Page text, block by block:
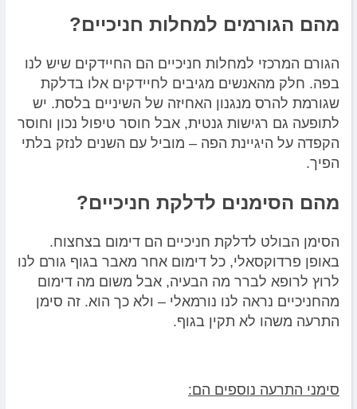
מהם הגורמים למחלות חניכיים?
הגורם המרכזי למחלות חניכיים הם החיידקים שיש לנו
בפה. חלק מהאנשים מגיבים לחיידקים אלו בדלקת
שגורמת להרס מנגנון האחיזה של השיניים בלסת. יש
לתופעה גם רגישות גנטית, אבל חוסר טיפול נכון וחוסר
הקפדה על היגיינת הפה – מוביל עם השנים לנזק בלתי
הפיך.
מהם הסימנים לדלקת חניכיים?
הסימן הבולט לדלקת חניכיים הם דימום בצחצוח.
באופן פרדוקסאלי, כל דימום אחר מאבר בגוף גורם לנו
לרוץ לרופא לברר מה הבעיה, אבל משום מה דימום
מהחניכיים נראה לנו נורמאלי – ולא כך הוא. זה סימן
התרעה משהו לא תקין בגוף.
סימני התרעה נוספים הם: